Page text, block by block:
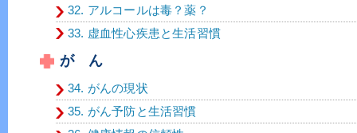
32. アルコールは毒？薬？
33. 虚血性心疾患と生活習慣
が ん
34. がんの現状
35. がん予防と生活習慣